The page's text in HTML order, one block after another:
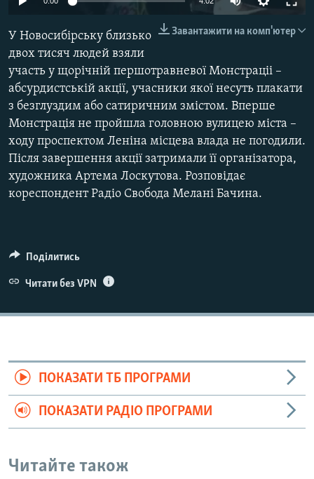
СВІДЧЕННЯ ОКУПАЦІЇ
УКРАЇНСЬКА ПРОБЛЕМА КРИМУ
ІНФОГРАФІКА
Qırımtatar
ДОЛУЧАЙСЯ!
Усі сайти RFE/RL
Завантажити на комп'ютер
У Новосибірську близько
двох тисяч людей взяли
участь у щорічній першотравневої Монстраціі –
абсурдистській акції, учасники якої несуть плакати
з безглуздим або сатиричним змістом. Вперше
Монстрація не пройшла головною вулицею міста –
ходу проспектом Леніна місцева влада не погодили.
Після завершення акції затримали її організатора,
художника Артема Лоскутова. Розповідає
кореспондент Радіо Свобода Мелані Бачина.
Поділитись
Читати без VPN
ПОКАЗАТИ ТБ ПРОГРАМИ
ПОКАЗАТИ РАДІО ПРОГРАМИ
Читайте також